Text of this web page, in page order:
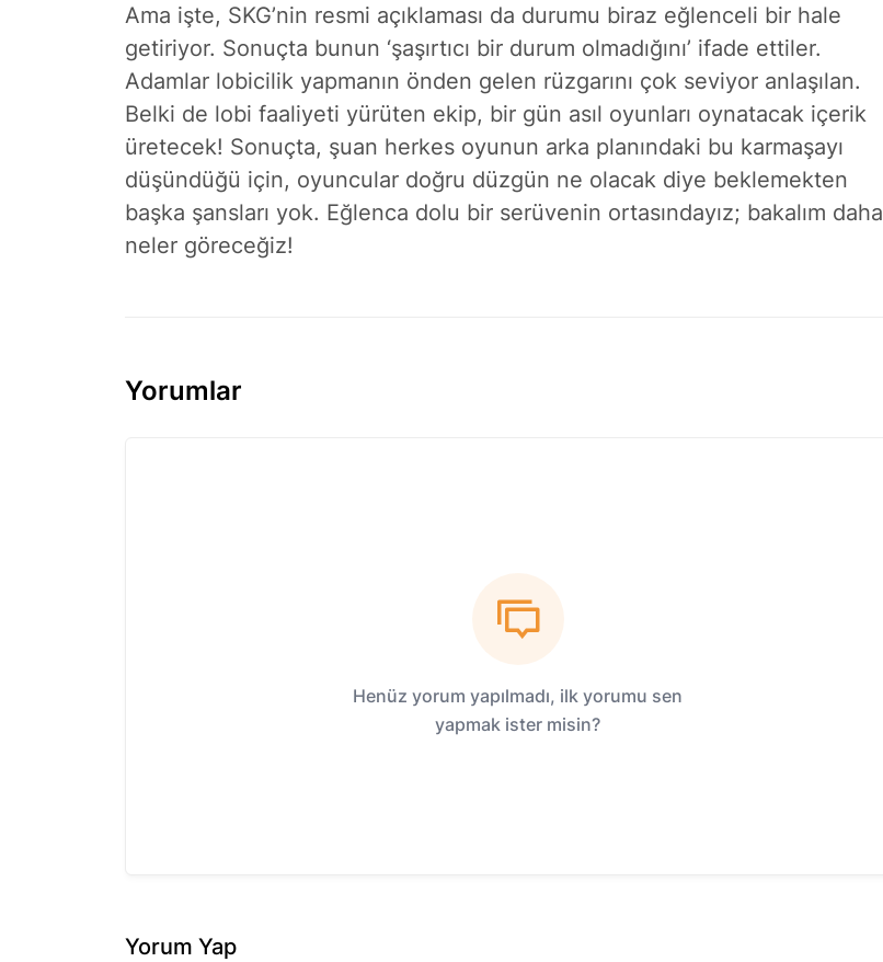
Ama işte, SKG’nin resmi açıklaması da durumu biraz eğlenceli bir hale
getiriyor. Sonuçta bunun ‘şaşırtıcı bir durum olmadığını’ ifade ettiler.
Adamlar lobicilik yapmanın önden gelen rüzgarını çok seviyor anlaşılan.
Belki de lobi faaliyeti yürüten ekip, bir gün asıl oyunları oynatacak içerik
üretecek! Sonuçta, şuan herkes oyunun arka planındaki bu karmaşayı
düşündüğü için, oyuncular doğru düzgün ne olacak diye beklemekten
başka şansları yok. Eğlenca dolu bir serüvenin ortasındayız; bakalım daha
neler göreceğiz!
Yorumlar
Henüz yorum yapılmadı, ilk yorumu sen
yapmak ister misin?
Yorum Yap